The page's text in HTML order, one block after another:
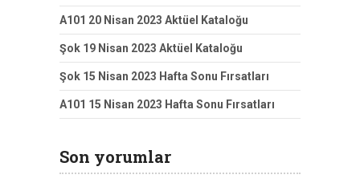
A101 20 Nisan 2023 Aktüel Kataloğu
Şok 19 Nisan 2023 Aktüel Kataloğu
Şok 15 Nisan 2023 Hafta Sonu Fırsatları
A101 15 Nisan 2023 Hafta Sonu Fırsatları
Son yorumlar